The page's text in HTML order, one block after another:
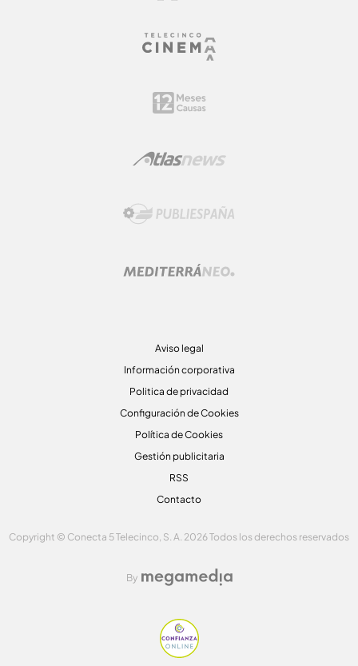
Aviso legal
Información corporativa
Politica de privacidad
Configuración de Cookies
Política de Cookies
Gestión publicitaria
RSS
Contacto
Copyright © Conecta 5 Telecinco, S. A. 2026 Todos los derechos reservados
By